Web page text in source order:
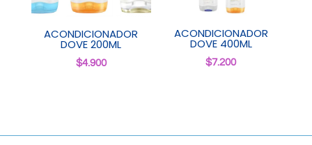
ACONDICIONADOR
DOVE 200ML
$4.900
ACONDICIONADOR
DOVE 400ML
$7.200